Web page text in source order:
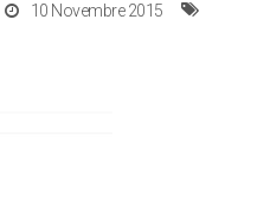
10 Novembre 2015